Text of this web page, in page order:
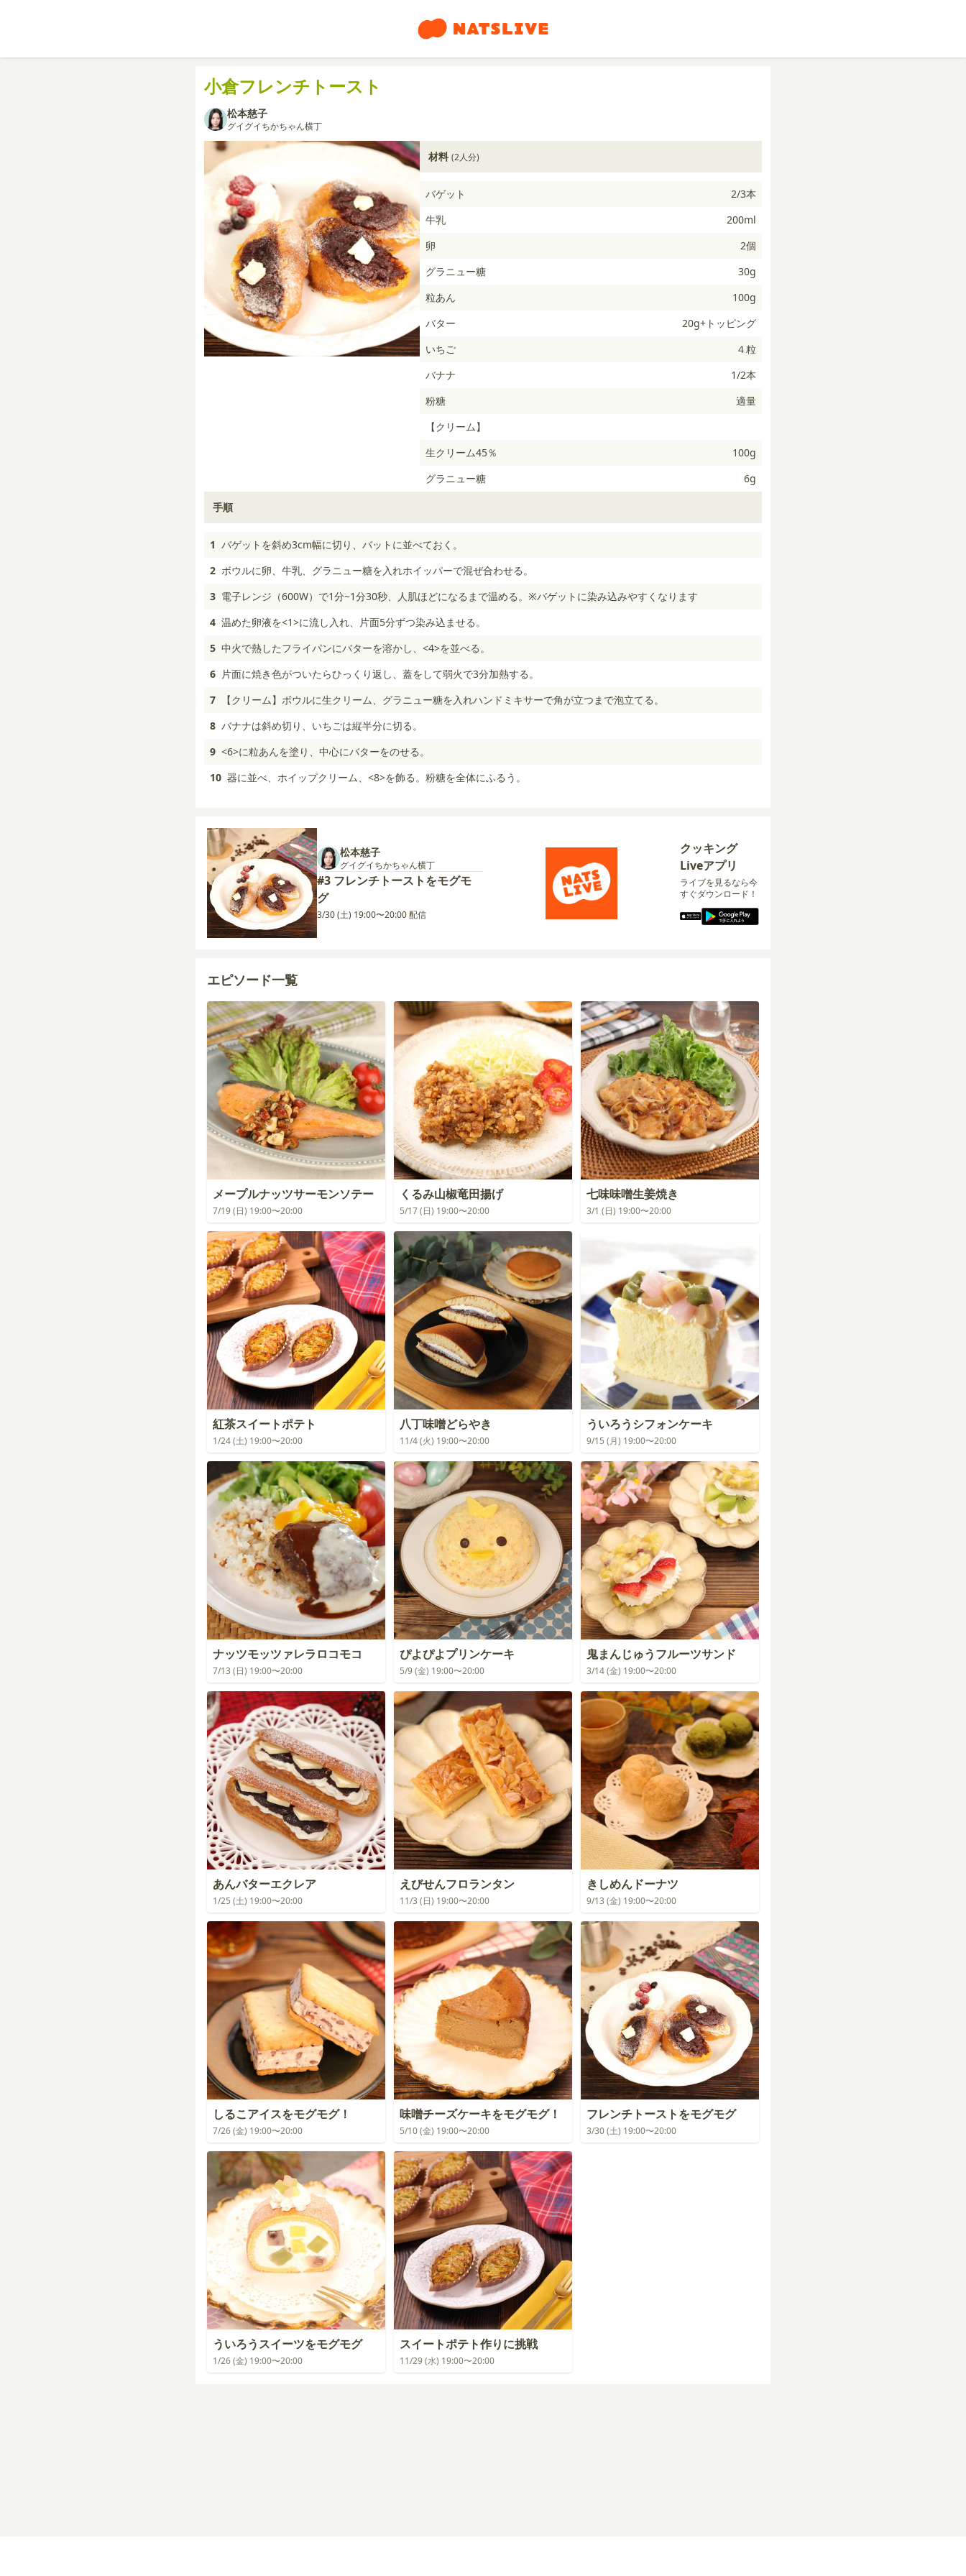
小倉フレンチトースト
松本慈子
グイグイちかちゃん横丁
材料 (2人分)
バゲット
2/3本
牛乳
200ml
卵
2個
グラニュー糖
30g
粒あん
100g
バター
20g+トッピング
いちご
４粒
バナナ
1/2本
粉糖
適量
【クリーム】
生クリーム45％
100g
グラニュー糖
6g
手順
1 バゲットを斜め3cm幅に切り、バットに並べておく。
2 ボウルに卵、牛乳、グラニュー糖を入れホイッパーで混ぜ合わせる。
3 電子レンジ（600W）で1分~1分30秒、人肌ほどになるまで温める。※バゲットに染み込みやすくなります
4 温めた卵液を<1>に流し入れ、片面5分ずつ染み込ませる。
5 中火で熱したフライパンにバターを溶かし、<4>を並べる。
6 片面に焼き色がついたらひっくり返し、蓋をして弱火で3分加熱する。
7
【クリーム】ボウルに生クリーム、グラニュー糖を入れハンドミキサーで角が立つまで泡立てる。
8 バナナは斜め切り、いちごは縦半分に切る。
9 <6>に粒あんを塗り、中心にバターをのせる。
10 器に並べ、ホイップクリーム、<8>を飾る。粉糖を全体にふるう。
松本慈子
グイグイちかちゃん横丁
#3 フレンチトーストをモグモ
グ
3/30 (土) 19:00〜20:00 配信
クッキング
Liveアプリ
ライブを見るなら今
すぐダウンロード！
エピソード一覧
メープルナッツサーモンソテー
7/19 (日) 19:00〜20:00
くるみ山椒竜田揚げ
5/17 (日) 19:00〜20:00
七味味噌生姜焼き
3/1 (日) 19:00〜20:00
紅茶スイートポテト
1/24 (土) 19:00〜20:00
八丁味噌どらやき
11/4 (火) 19:00〜20:00
ういろうシフォンケーキ
9/15 (月) 19:00〜20:00
ナッツモッツァレラロコモコ
7/13 (日) 19:00〜20:00
ぴよぴよプリンケーキ
5/9 (金) 19:00〜20:00
鬼まんじゅうフルーツサンド
3/14 (金) 19:00〜20:00
あんバターエクレア
1/25 (土) 19:00〜20:00
えびせんフロランタン
11/3 (日) 19:00〜20:00
きしめんドーナツ
9/13 (金) 19:00〜20:00
しるこアイスをモグモグ！
7/26 (金) 19:00〜20:00
味噌チーズケーキをモグモグ！
5/10 (金) 19:00〜20:00
フレンチトーストをモグモグ
3/30 (土) 19:00〜20:00
ういろうスイーツをモグモグ
1/26 (金) 19:00〜20:00
スイートポテト作りに挑戦
11/29 (水) 19:00〜20:00